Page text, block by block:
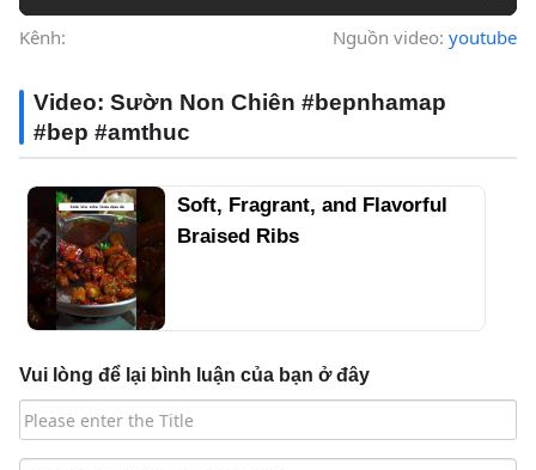
Kênh: Nguồn video: youtube
Video: Sườn Non Chiên #bepnhamap
#bep #amthuc
Soft, Fragrant, and Flavorful
Braised Ribs
Vui lòng để lại bình luận của bạn ở đây